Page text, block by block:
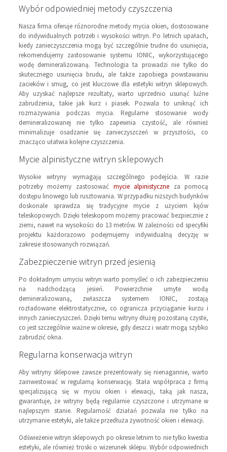
Wybór odpowiedniej metody czyszczenia
Nasza firma oferuje różnorodne metody mycia okien, dostosowane
do indywidualnych potrzeb i wysokości witryn. Po letnich upałach,
kiedy zanieczyszczenia mogą być szczególnie trudne do usunięcia,
rekomendujemy zastosowanie systemu IONIC, wykorzystującego
wodę demineralizowaną. Technologia ta prowadzi nie tylko do
skutecznego usunięcia brudu, ale także zapobiega powstawaniu
zacieków i smug, co jest kluczowe dla estetyki witryn sklepowych.
Aby uzyskać najlepsze rezultaty, warto uprzednio usunąć luźne
zabrudzenia, takie jak kurz i piasek. Pozwala to uniknąć ich
rozmazywania podczas mycia. Regularne stosowanie wody
demineralizowanej nie tylko zapewnia czystość, ale również
minimalizuje osadzanie się zanieczyszczeń w przyszłości, co
znacząco ułatwia kolejne czyszczenia.
Mycie alpinistyczne witryn sklepowych
Wysokie witryny wymagają szczególnego podejścia. W razie
potrzeby możemy zastosować mycie alpinistyczne za pomocą
dostępu linowego lub rusztowania. W przypadku niższych budynków
doskonale sprawdza się tradycyjne mycie z użyciem kijów
teleskopowych. Dzięki teleskopom możemy pracować bezpiecznie z
ziemi, nawet na wysokości do 13 metrów. W zależności od specyfiki
projektu każdorazowo podejmujemy indywidualną decyzję w
zakresie stosowanych rozwiązań.
Zabezpieczenie witryn przed jesienią
Po dokładnym umyciu witryn warto pomyśleć o ich zabezpieczeniu
na nadchodzącą jesień. Powierzchnie umyte wodą
demineralizowaną, zwłaszcza systemem IONIC, zostają
rozładowane elektrostatycznie, co ogranicza przyciąganie kurzu i
innych zanieczyszczeń. Dzięki temu witryny dłużej pozostaną czyste,
co jest szczególnie ważne w okresie, gdy deszcz i wiatr mogą szybko
zabrudzić okna.
Regularna konserwacja witryn
Aby witryny sklepowe zawsze prezentowały się nienagannie, warto
zainwestować w regularną konserwację. Stała współpraca z firmą
specjalizującą się w myciu okien i elewacji, taką jak nasza,
gwarantuje, że witryny będą regularnie czyszczone i utrzymane w
najlepszym stanie. Regularność działań pozwala nie tylko na
utrzymanie estetyki, ale także przedłuża żywotność okien i elewacji.
Odświeżenie witryn sklepowych po okresie letnim to nie tylko kwestia
estetyki, ale również troski o wizerunek sklepu. Wybór odpowiednich